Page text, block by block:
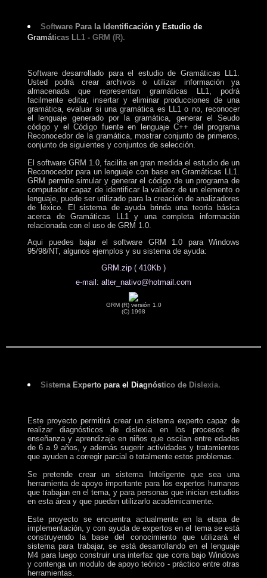
Software Para la Identificación y Estudio de
Gramáticas LL1 - GRM (R).
Software desarrollado para el estudio de Gramáticas LL1.
Usted podrá crear archivos o utilizar información ya
almacenada que representan gramáticas LL1, podrá
facilmente editar, insertar y eliminar producciones de una
gramática, evaluar si una gramática es LL1 o no, reconocer
el lenguaje generado por la gramática, generar el Seudo
código y el Código fuente en lenguaje C++ del programa
Reconocedor de la gramática, mostrar conjunto de primeros,
conjunto de siguientes y conjuntos de selección.
El software GRM 1.0, facilita en gran medida el estudio de un
Reconocedor para un lenguaje con base en Gramáticas LL1.
GRM permite simular y generar el código de un programa de
computador capaz de identificar la validez de un elemento o
lenguaje, puede ser utilizado para la creación de analizadores
de léxico. El sistema de ayuda brinda una teoría básica
acerca de Gramáticas LL1 y una completa información
relacionada con el uso de GRM 1.0.
Aqui puedes bajar el software GRM 1.0 para Windows
95/98/NT, algunos ejemplos y su sistema de ayuda:
GRM.zip ( 410Kb )
e-mail: alter_nativo@hotmail.com
GRM (R) versión 1.0
(C) 1998
Sistema Experto para el Diagnóstico de Dis lexia.
Este proyecto permitirá crear un sistema experto capaz de
realizar diagnósticos de dislexia en los procesos de
enseñanza y aprendizaje en niños que oscilan entre edades
de 6 a 9 años, y además sugerir actividades y tratamientos
que ayuden a corregir parcial o totalmente estos problemas.
Se pretende crear un sistema Inteligente que sea una
herramienta de apoyo importante para los expertos humanos
que trabajan en el tema, y para personas que inician estudios
en esta área y que puedan utilizarlo académicamente.
Este proyecto se encuentra actualmente en la etapa de
implementación, y con ayuda de expertos en el tema se está
construyendo la base del conocimiento que utilizará el
sistema para trabajar, se está desarrollando en el lenguaje
M4 para luego construir una interfaz que corra bajo Windows
y contenga un modulo de apoyo teórico - práctico entre otras
herramientas.